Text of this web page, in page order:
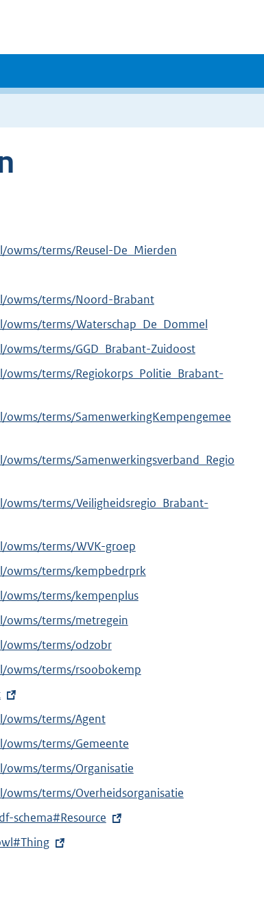
terms/Reusel-De_Mierden
owms/terms/Noord-Brabant
terms/Waterschap_De_Dommel
terms/GGD_Brabant-Zuidoost
terms/Regiokorps_Politie_Brabant-
terms/SamenwerkingKempengemee
terms/Samenwerkingsverband_Regio
terms/Veiligheidsregio_Brabant-
owms/terms/WVK-groep
owms/terms/kempbedrprk
owms/terms/kempenplus
owms/terms/metregein
owms/terms/odzobr
owms/terms/rsoobokemp
owms/terms/Agent
owms/terms/Gemeente
terms/Organisatie
terms/Overheidsorganisatie
schema#Resource